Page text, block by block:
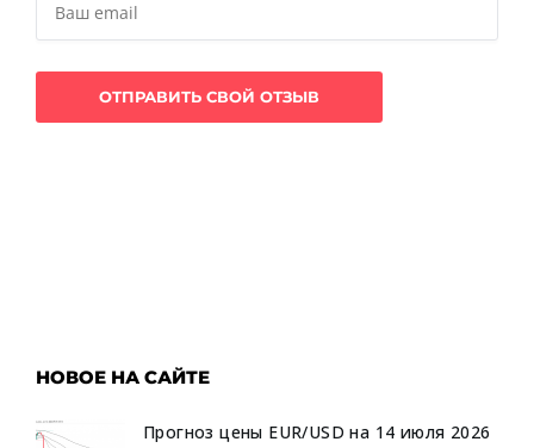
НОВОЕ НА САЙТЕ
Прогноз цены EUR/USD на 14 июля 2026